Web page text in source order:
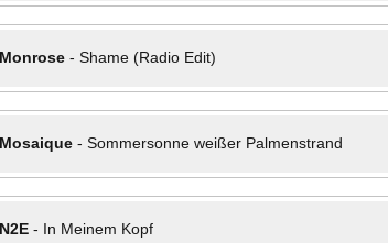
Monrose- Shame (Radio Edit)
Mosaique- Sommersonne weißer Palmenstrand
N2E- In Meinem Kopf